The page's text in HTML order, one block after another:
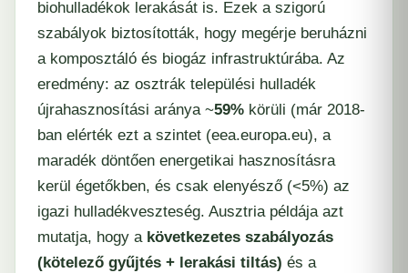
biohulladékok lerakását is. Ezek a szigorú
szabályok biztosították, hogy megérje beruházni
a komposztáló és biogáz infrastruktúrába. Az
eredmény: az osztrák települési hulladék
újrahasznosítási aránya ~59% körüli (már 2018-
ban elérték ezt a szintet (​eea.europa.eu), a
maradék döntően energetikai hasznosításra
kerül égetőkben, és csak elenyésző (<5%) az
igazi hulladékveszteség. Ausztria példája azt
mutatja, hogy a következetes szabályozás
(kötelező gyűjtés + lerakási tiltás) és a